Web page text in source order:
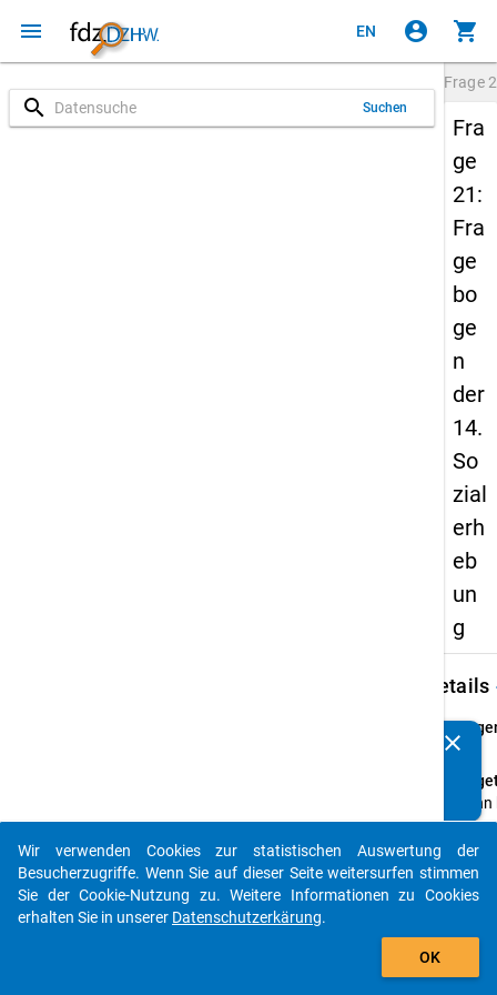
menu EN account_circle shopping_cart
search Suchen
Frage
Fra
ge
21:
Fra
ge
bo
ge
n
der
14.
So
zial
erh
eb
un
g
Details
21
diese
clear
auto_stories
add_shopping_cart
Wir verwenden Cookies zur statistischen Auswertung der
Besucherzugriffe. Wenn Sie auf dieser Seite weitersurfen stimmen
Sie der Cookie-Nutzung zu. Weitere Informationen zu Cookies
erhalten Sie in unserer Datenschutzerkärung.
OK